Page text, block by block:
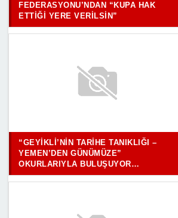
FEDERASYONU’NDAN “KUPA HAK
ETTIĞI YERE VERILSIN”
“GEYIKLI’NIN TARIHE TANIKLIĞI –
YEMEN’DEN GÜNÜMÜZE”
OKURLARIYLA BULUŞUYOR…